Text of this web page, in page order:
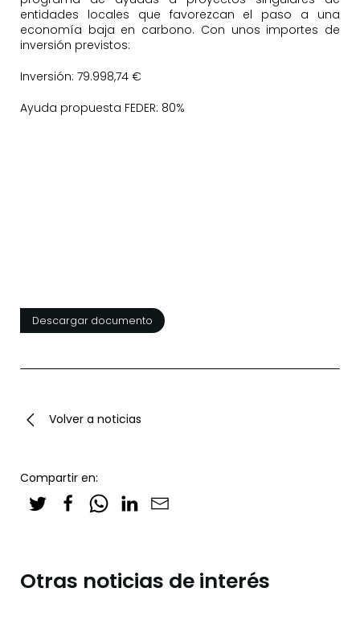
entidades locales que favorezcan el paso a una
economía baja en carbono. Con unos importes de
inversión previstos:
Inversión: 79.998,74 €
Ayuda propuesta FEDER: 80%
Descargar documento
Volver a noticias
Compartir en:
Otras noticias de interés